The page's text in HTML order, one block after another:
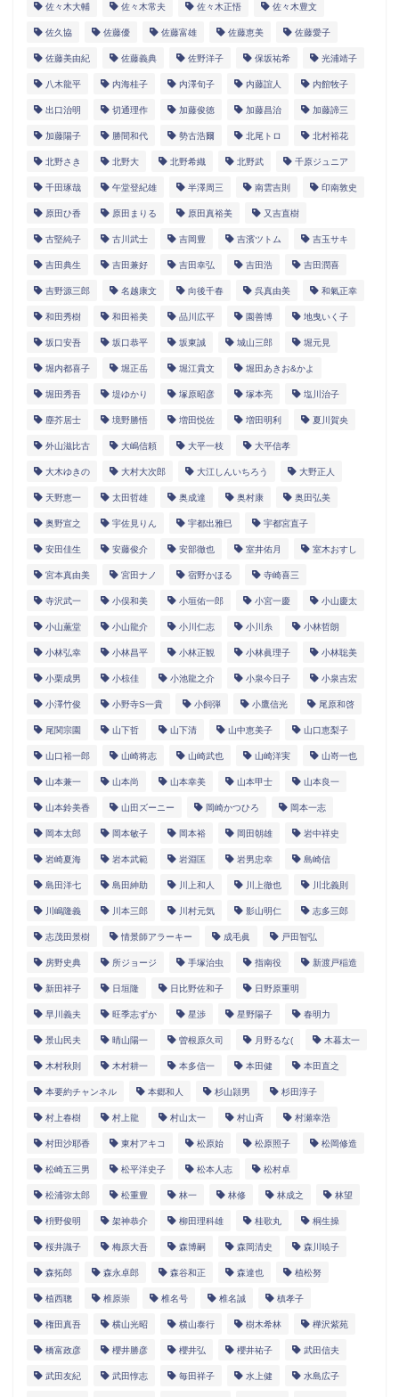
佐々木大輔 佐々木常夫 佐々木正悟 佐々木豊文
佐久協 佐藤優 佐藤富雄 佐藤恵美 佐藤愛子
佐藤美由紀 佐藤義典 佐野洋子 保坂祐希 光浦靖子
八木龍平 内海桂子 内澤旬子 内藤誼人 内館牧子
出口治明 切通理作 加藤俊徳 加藤昌治 加藤諦三
加藤陽子 勝間和代 勢古浩爾 北尾トロ 北村裕花
北野さき 北野大 北野希織 北野武 千原ジュニア
千田琢哉 午堂登紀雄 半澤周三 南雲吉則 印南敦史
原田ひ香 原田まりる 原田真裕美 又吉直樹
古堅純子 古川武士 吉岡豊 吉濱ツトム 吉玉サキ
吉田典生 吉田兼好 吉田幸弘 吉田浩 吉田潤喜
吉野源三郎 名越康文 向後千春 呉真由美 和氣正幸
和田秀樹 和田裕美 品川広平 園善博 地曳いく子
坂口安吾 坂口恭平 坂東誠 城山三郎 堀元見
堀内都喜子 堀正岳 堀江貴文 堀田あきお&かよ
堀田秀吾 堤ゆかり 塚原昭彦 塚本亮 塩川治子
塵芥居士 境野勝悟 増田悦佐 増田明利 夏川賀央
外山滋比古 大嶋信頼 大平一枝 大平信孝
大木ゆきの 大村大次郎 大江しんいちろう 大野正人
天野恵一 太田哲雄 奥成達 奥村康 奥田弘美
奥野宣之 宇佐見りん 宇都出雅巳 宇都宮直子
安田佳生 安藤俊介 安部徹也 室井佑月 室木おすし
宮本真由美 宮田ナノ 宿野かほる 寺崎喜三
寺沢武一 小俣和美 小垣佑一郎 小宮一慶 小山慶太
小山薫堂 小山龍介 小川仁志 小川糸 小林哲朗
小林弘幸 小林昌平 小林正観 小林眞理子 小林聡美
小栗成男 小椋佳 小池龍之介 小泉今日子 小泉吉宏
小澤竹俊 小野寺S一貴 小飼弾 小鷹信光 尾原和啓
尾関宗園 山下哲 山下清 山中恵美子 山口恵梨子
山口裕一郎 山崎将志 山崎武也 山崎洋実 山嵜一也
山本兼一 山本尚 山本幸美 山本甲士 山本良一
山本鈴美香 山田ズーニー 岡崎かつひろ 岡本一志
岡本太郎 岡本敏子 岡本裕 岡田朝雄 岩中祥史
岩崎夏海 岩本武範 岩淵匡 岩男忠幸 島崎信
島田洋七 島田紳助 川上和人 川上徹也 川北義則
川嶋隆義 川本三郎 川村元気 影山明仁 志多三郎
志茂田景樹 情景師アラーキー 成毛眞 戸田智弘
房野史典 所ジョージ 手塚治虫 指南役 新渡戸稲造
新田祥子 日垣隆 日比野佐和子 日野原重明
早川義夫 旺季志ずか 星渉 星野陽子 春明力
景山民夫 晴山陽一 曽根原久司 月野るな( 木暮太一
木村秋則 木村耕一 本多信一 本田健 本田直之
本要約チャンネル 本郷和人 杉山頴男 杉田淳子
村上春樹 村上龍 村山太一 村山斉 村瀬幸浩
村田沙耶香 東村アキコ 松原始 松原照子 松岡修造
松崎五三男 松平洋史子 松本人志 松村卓
松浦弥太郎 松重豊 林一 林修 林成之 林望
枡野俊明 架神恭介 柳田理科雄 桂歌丸 桐生操
桜井識子 梅原大吾 森博嗣 森岡清史 森川暁子
森拓郎 森永卓郎 森谷和正 森達也 植松努
植西聰 椎原崇 椎名号 椎名誠 槙孝子
権田真吾 横山光昭 横山泰行 樹木希林 樺沢紫苑
橋富政彦 櫻井勝彦 櫻井弘 櫻井祐子 武田信夫
武田友紀 武田惇志 毎田祥子 水上健 水島広子